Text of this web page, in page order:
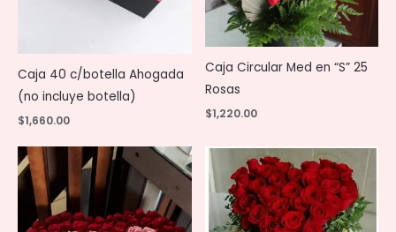
Caja 40 c/botella Ahogada
(no incluye botella)
$1,660.00
Caja Circular Med en “S” 25
Rosas
$1,220.00